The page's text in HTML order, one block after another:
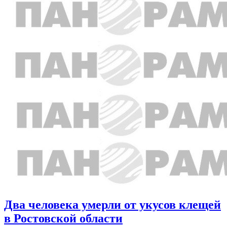
Два человека умерли от укусов клещей
в Ростовской области